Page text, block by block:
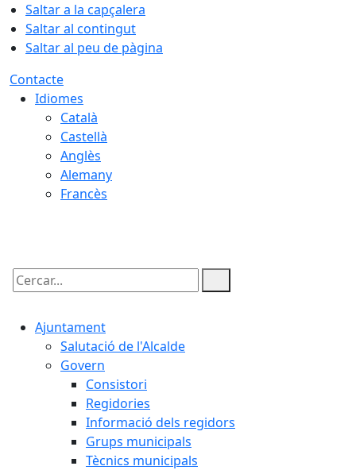
Saltar a la capçalera
Saltar al contingut
Saltar al peu de pàgina
Contacte
Idiomes
Català
Castellà
Anglès
Alemany
Francès
Cercar:
Ajuntament
Salutació de l'Alcalde
Govern
Consistori
Regidories
Informació dels regidors
Grups municipals
Tècnics municipals